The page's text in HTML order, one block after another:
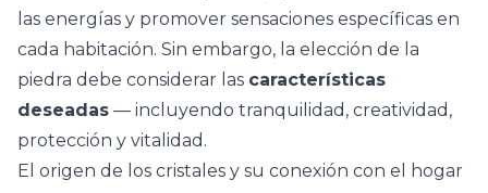
las energías y promover sensaciones específicas en
cada habitación. Sin embargo, la elección de la
piedra debe considerar las características
deseadas — incluyendo tranquilidad, creatividad,
protección y vitalidad.
El origen de los cristales y su conexión con el hogar